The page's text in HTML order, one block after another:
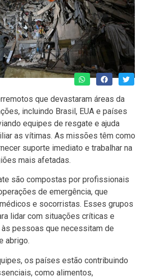
que devastaram áreas da
incluindo Brasil, EUA e países
equipes de resgate e ajuda
as vítimas. As missões têm como
suporte imediato e trabalhar na
mais afetadas.
são compostas por profissionais
de emergência, que
e socorristas. Esses grupos
lidar com situações críticas e
pessoas que necessitam de
abrigo.
os países estão contribuindo
como alimentos,